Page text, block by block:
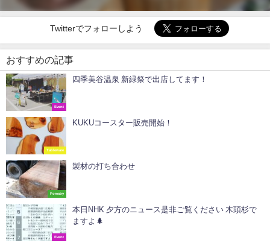
Twitterでフォローしよう
おすすめの記事
Event
四季美谷温泉 新緑祭で出店してます！
Tableware
KUKUコースター販売開始！
Forestry
製材の打ち合わせ
Event
本日NHK 夕方のニュース是非ご覧ください️ 木頭杉で
ますよ🌲